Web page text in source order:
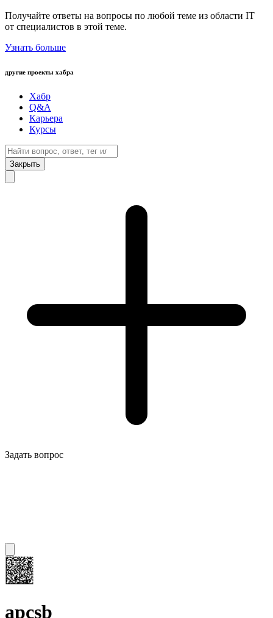
Получайте ответы на вопросы по любой теме из области IT
от специалистов в этой теме.
Узнать больше
другие проекты хабра
Хабр
Q&A
Карьера
Курсы
Закрыть
Задать вопрос
apcsb